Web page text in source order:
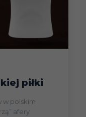
piłki
w polskim
afery